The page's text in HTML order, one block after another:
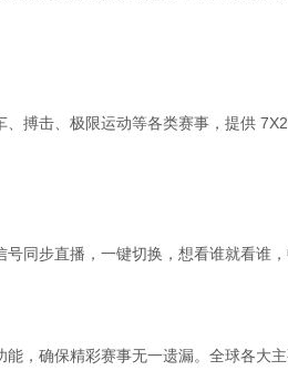
搏击、极限运动等各类赛事，提供
同步直播，一键切换，想看谁就看谁，
，确保精彩赛事无一遗漏。全球各大